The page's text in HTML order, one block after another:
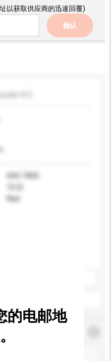
以获取供应商的迅速回覆)
确认
GVC-7503
Red
的电邮地